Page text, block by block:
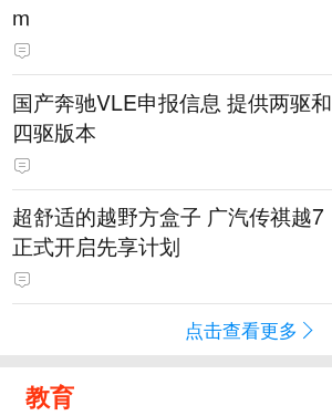
m
国产奔驰VLE申报信息 提供两驱和
四驱版本
超舒适的越野方盒子 广汽传祺越7
正式开启先享计划
点击查看更多
教育